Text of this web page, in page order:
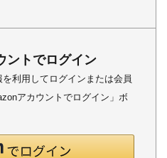
ントでログイン
利用してログインまたは会員
アカウントでログイン」ボ